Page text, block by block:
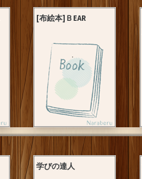
[布絵本]ＢEAR
学びの達人